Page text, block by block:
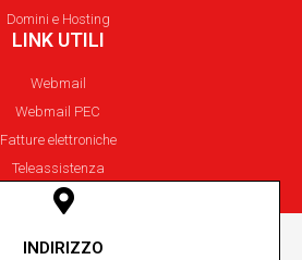
Domini e Hosting
LINK UTILI
Webmail
Webmail PEC
Fatture elettroniche
Teleassistenza
INDIRIZZO